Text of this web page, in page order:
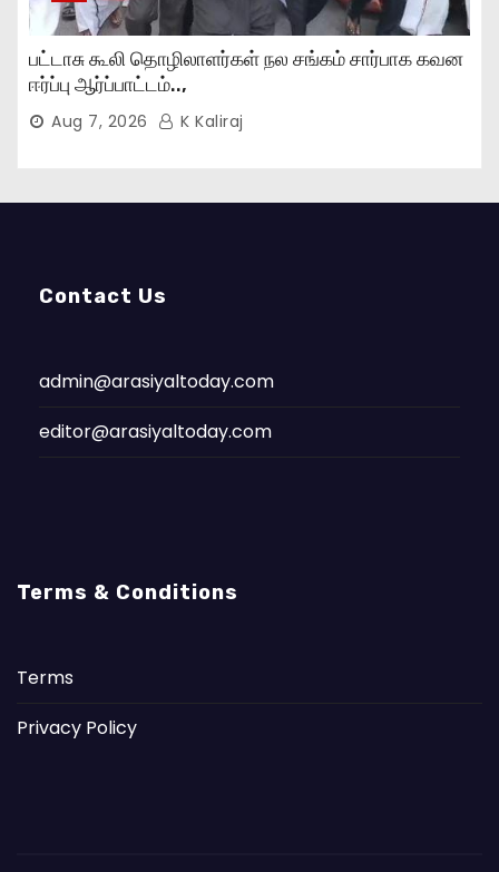
பட்டாசு கூலி தொழிலாளர்கள் நல சங்கம் சார்பாக கவன
ஈர்ப்பு ஆர்ப்பாட்டம்..,
Aug 7, 2026 K Kaliraj
Contact Us
admin@arasiyaltoday.com
editor@arasiyaltoday.com
Terms & Conditions
Terms
Privacy Policy